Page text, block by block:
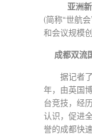
亚洲
(简称“世航会
和会议规模
成都双流
据记者
年，由英国
台竞技，经
认识，促进
誉的成都快